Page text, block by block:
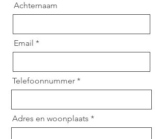
Achternaam
Email
Telefoonnummer *
Adres en woonplaats *